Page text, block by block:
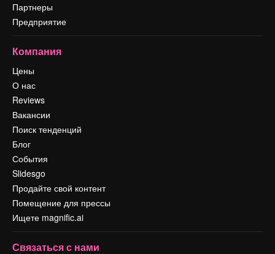
Партнеры
Предприятие
Компания
Цены
О нас
Reviews
Вакансии
Поиск тенденций
Блог
События
Slidesgo
Продайте свой контент
Помещение для прессы
Ищете magnific.ai
Связаться с нами